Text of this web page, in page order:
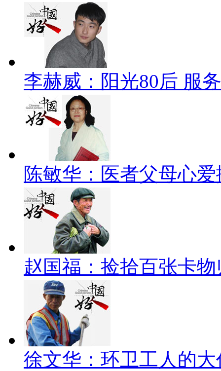
李赫威：阳光80后 服
陈敏华：医者父母心
赵国福：捡拾百张卡
徐文华：环卫工人的大